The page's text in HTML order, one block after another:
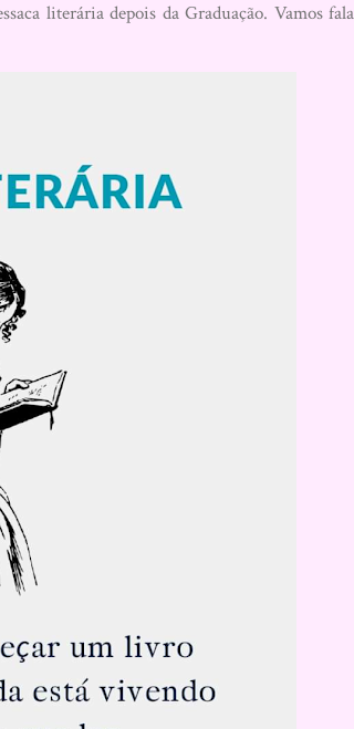
literária depois da Graduação. Vamos